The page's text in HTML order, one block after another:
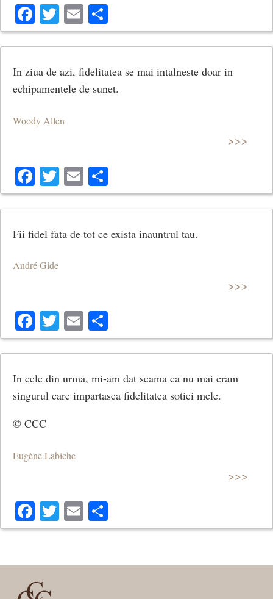
Facebook
Twitter
Email
In ziua de azi, fidelitatea se mai intalneste doar in
echipamentele de sunet.
Woody Allen
>>>
Facebook
Twitter
Email
Fii fidel fata de tot ce exista inauntrul tau.
André Gide
>>>
Facebook
Twitter
Email
In cele din urma, mi-am dat seama ca nu mai eram
singurul care impartasea fidelitatea sotiei mele.
© CCC
Eugène Labiche
>>>
Facebook
Twitter
Email